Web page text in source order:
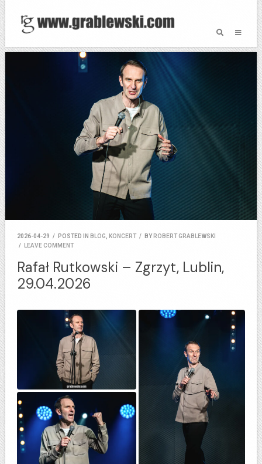
2026-04-29 / POSTED IN BLOG, KONCERT / BY ROBERT GRABLEWSKI
/
LEAVE COMMENT
Rafał Rutkowski – Zgrzyt, Lublin,
29.04.2026